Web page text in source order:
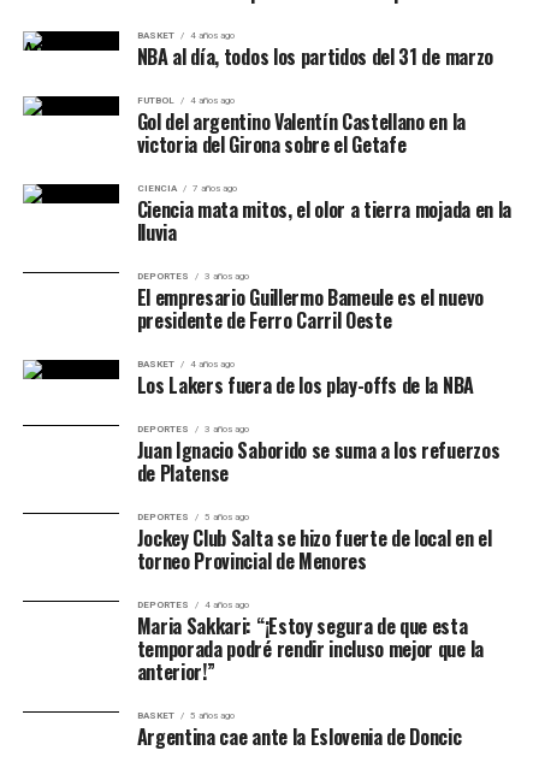
BASKET 4 años ago
NBA al día, todos los partidos del 31 de marzo
FUTBOL 4 años ago
Gol del argentino Valentín Castellano en la
victoria del Girona sobre el Getafe
CIENCIA 7 años ago
Ciencia mata mitos, el olor a tierra mojada en la
lluvia
DEPORTES 3 años ago
El empresario Guillermo Bameule es el nuevo
presidente de Ferro Carril Oeste
BASKET 4 años ago
Los Lakers fuera de los play-offs de la NBA
DEPORTES 3 años ago
Juan Ignacio Saborido se suma a los refuerzos
de Platense
DEPORTES 5 años ago
Jockey Club Salta se hizo fuerte de local en el
torneo Provincial de Menores
DEPORTES 4 años ago
Maria Sakkari: “¡Estoy segura de que esta
temporada podré rendir incluso mejor que la
anterior!”
BASKET 5 años ago
Argentina cae ante la Eslovenia de Doncic